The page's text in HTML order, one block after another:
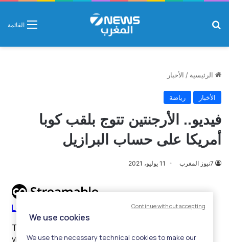
القائمة
الرئيسية / الأخبار
الأخبار رياضة
فيديو.. الأرجنتين تتوج بلقب كوبا
أمريكا على حساب البرازيل
7نيوز المغرب 11 يوليو، 2021